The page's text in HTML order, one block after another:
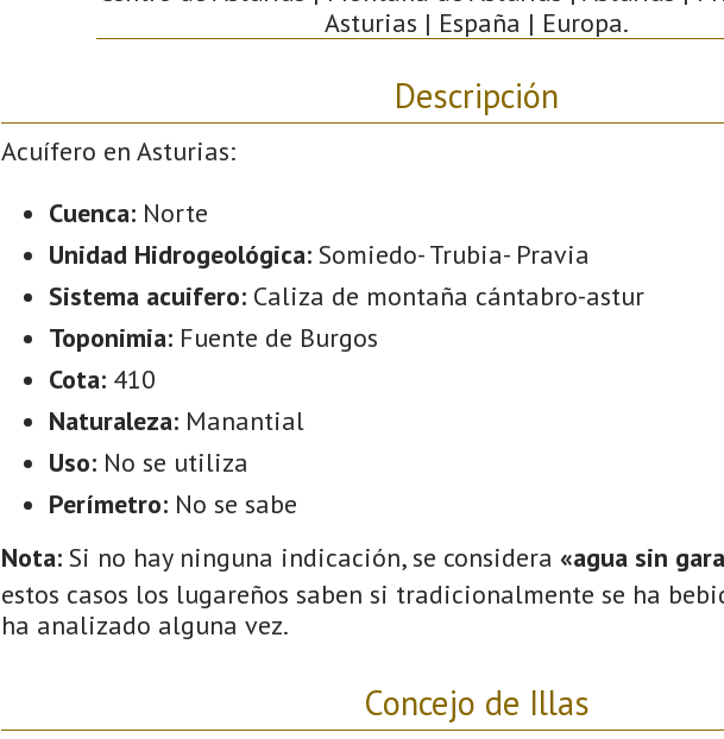
Asturias | España | Europa.
Descripción
Acuífero en Asturias:
Cuenca: Norte
Unidad Hidrogeológica: Somiedo- Trubia- Pravia
Sistema acuifero: Caliza de montaña cántabro-astur
Toponimia: Fuente de Burgos
Cota: 410
Naturaleza: Manantial
Uso: No se utiliza
Perímetro: No se sabe
Nota: Si no hay ninguna indicación, se considera «agua sin
estos casos los lugareños saben si tradicionalmente se ha
ha analizado alguna vez.
Concejo de Illas